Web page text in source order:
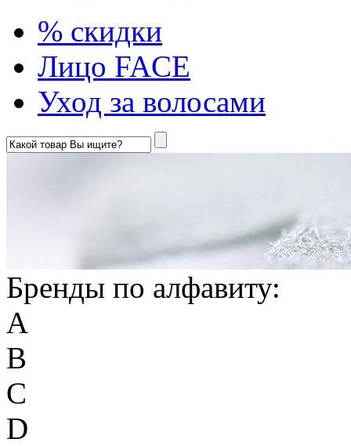
% скидки
Лицо FACE
Уход за волосами
Бренды по алфавиту:
A
B
C
D